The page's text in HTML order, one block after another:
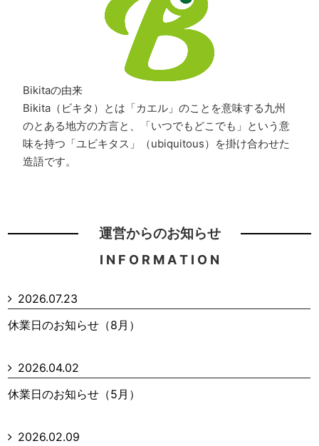
Bikitaの由来
Bikita（ビキタ）とは「カエル」のことを意味する九州
のとある地方の方言と、「いつでもどこでも」という意
味を持つ「ユビキタス」（ubiquitous）を掛け合わせた
造語です。
運営からのお知らせ
I N F O R M A T I O N
2026.07.23
休業日のお知らせ（8月）
2026.04.02
休業日のお知らせ（5月）
2026.02.09